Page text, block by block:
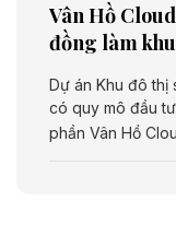
Vân Hồ
đồng làm
Dự án Khu đô thị
có quy mô đầu
phần Vân Hồ